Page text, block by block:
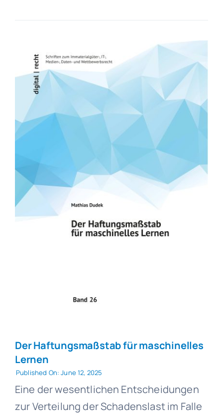
Der Haftungsmaßstab für maschinelles
Lernen
Published On: June 12, 2025
Eine der wesentlichen Entscheidungen
zur Verteilung der Schadenslast im Falle